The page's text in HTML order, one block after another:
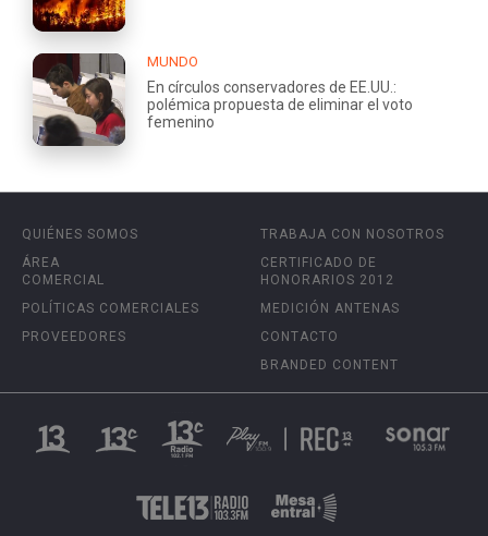
MUNDO
En círculos conservadores de EE.UU.:
polémica propuesta de eliminar el voto
femenino
QUIÉNES SOMOS
ÁREA
COMERCIAL
POLÍTICAS COMERCIALES
PROVEEDORES
TRABAJA CON NOSOTROS
CERTIFICADO DE
HONORARIOS 2012
MEDICIÓN ANTENAS
CONTACTO
BRANDED CONTENT